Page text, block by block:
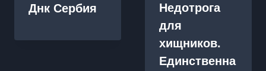
Днк Сербия
Недотрога
для
хищников.
Единственна